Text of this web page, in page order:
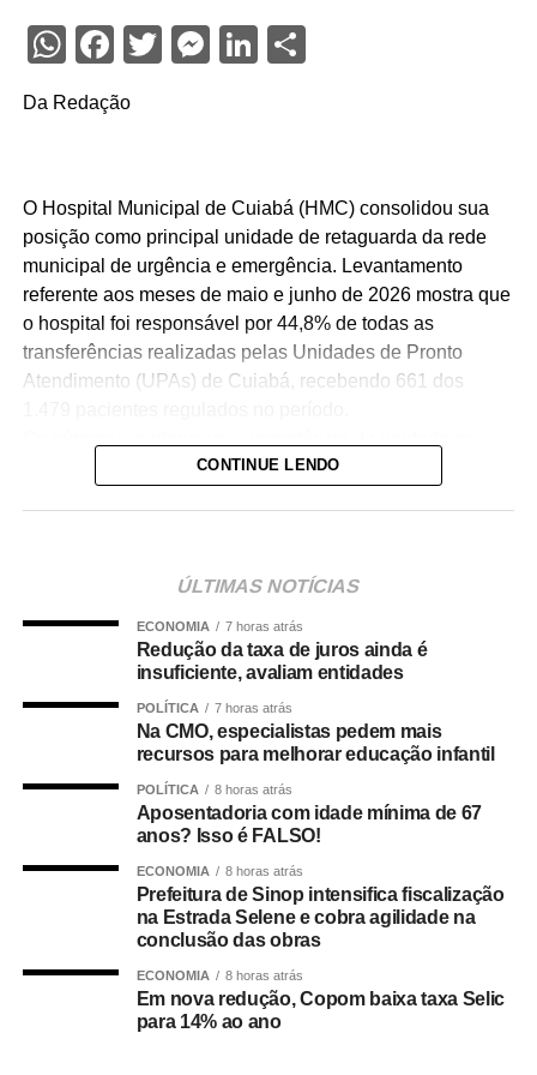
WhatsApp
Facebook
Twitter
Messenger
LinkedIn
Share
Da Redação
O Hospital Municipal de Cuiabá (HMC) consolidou sua
posição como principal unidade de retaguarda da rede
municipal de urgência e emergência. Levantamento
referente aos meses de maio e junho de 2026 mostra que
o hospital foi responsável por 44,8% de todas as
transferências realizadas pelas Unidades de Pronto
Atendimento (UPAs) de Cuiabá, recebendo 661 dos
organização da assistência hospitalar. Sozinho, o HMC
de pacientes e desafogar as UPAs.
destacou que os resultados refletem o fortalecimento da
rede pública de saúde.
“Os números demonstram que o Hospital Municipal de
Cuiabá cumpre um papel essencial na organização da
nossa rede de urgência e emergência. Ser responsável
por praticamente metade das transferências das UPAs
significa garantir acesso mais rápido à internação,
desafogar as unidades de pronto atendimento e oferecer
um cuidado mais resolutivo à população. Nosso
compromisso é continuar fortalecendo a rede municipal
com planejamento, investimentos e ampliação da
Liderança nas internações em enfermaria
O desempenho do HMC torna-se ainda mais expressivo
CONTINUE LENDO
ÚLTIMAS NOTÍCIAS
ECONOMIA 7 horas atrás
Redução da taxa de juros ainda é
insuficiente, avaliam entidades
POLÍTICA 7 horas atrás
Na CMO, especialistas pedem mais
recursos para melhorar educação infantil
POLÍTICA 8 horas atrás
Aposentadoria com idade mínima de 67
anos? Isso é FALSO!
ECONOMIA 8 horas atrás
Prefeitura de Sinop intensifica fiscalização
na Estrada Selene e cobra agilidade na
conclusão das obras
ECONOMIA 8 horas atrás
Em nova redução, Copom baixa taxa Selic
para 14% ao ano